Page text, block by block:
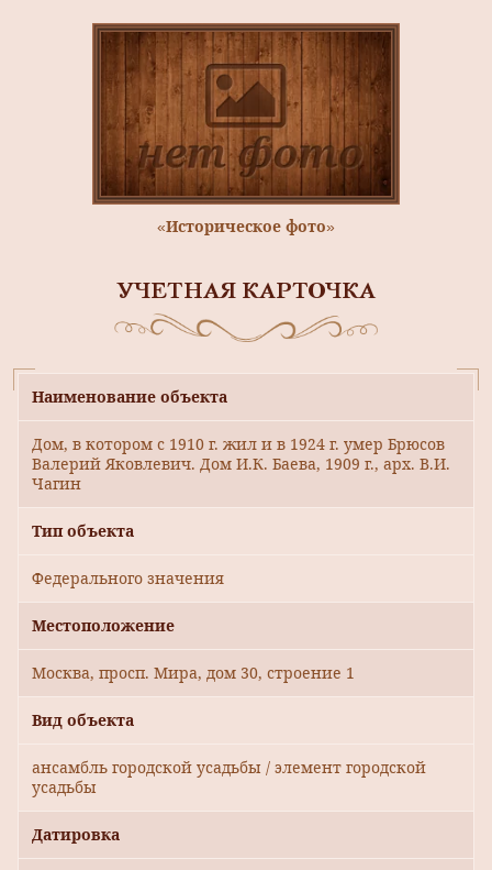
«Историческое фото»
УЧЕТНАЯ КАРТОЧКА
Наименование объекта
Дом, в котором с 1910 г. жил и в 1924 г. умер Брюсов
Валерий Яковлевич. Дом И.К. Баева, 1909 г., арх. В.И.
Чагин
Тип объекта
Федерального значения
Местоположение
Москва, просп. Мира, дом 30, строение 1
Вид объекта
ансамбль городской усадьбы / элемент городской
усадьбы
Датировка